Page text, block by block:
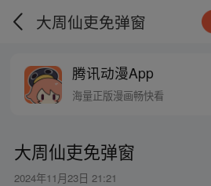
大周仙吏免弹窗
腾讯动漫App
海量正版漫画畅快看
大周仙吏免弹窗
2024年11月23日 21:21